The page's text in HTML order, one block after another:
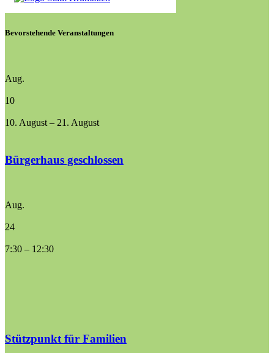
Bevorstehende Veranstaltungen
Aug.
10
10. August – 21. August
Bürgerhaus geschlossen
Aug.
24
7:30 – 12:30
Stützpunkt für Familien